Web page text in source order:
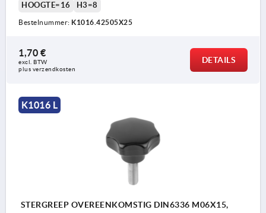
HOOGTE=16
H3=8
Bestelnummer: K1016.42505X25
1,70 €
excl. BTW
plus verzendkosten
DETAILS
K1016 L
STERGREEP OVEREENKOMSTIG DIN6336 M06X15,